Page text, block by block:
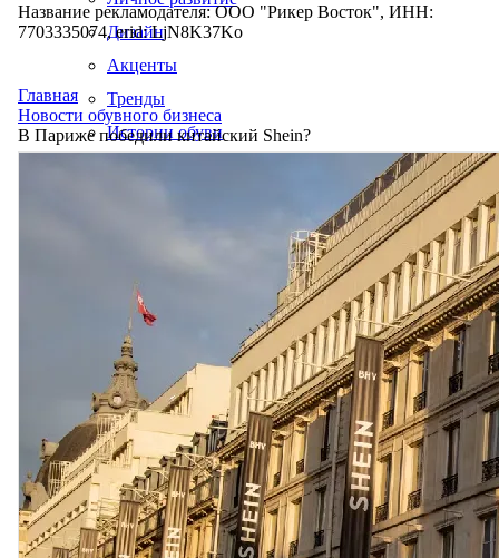
Дизайн
Акценты
Тренды
Истории обуви
Название рекламодателя: ООО "Рикер Восток", ИНН:
7703335074, erid: LjN8K37Ko
Главная
Новости обувного бизнеса
В Париже победили китайский Shein?